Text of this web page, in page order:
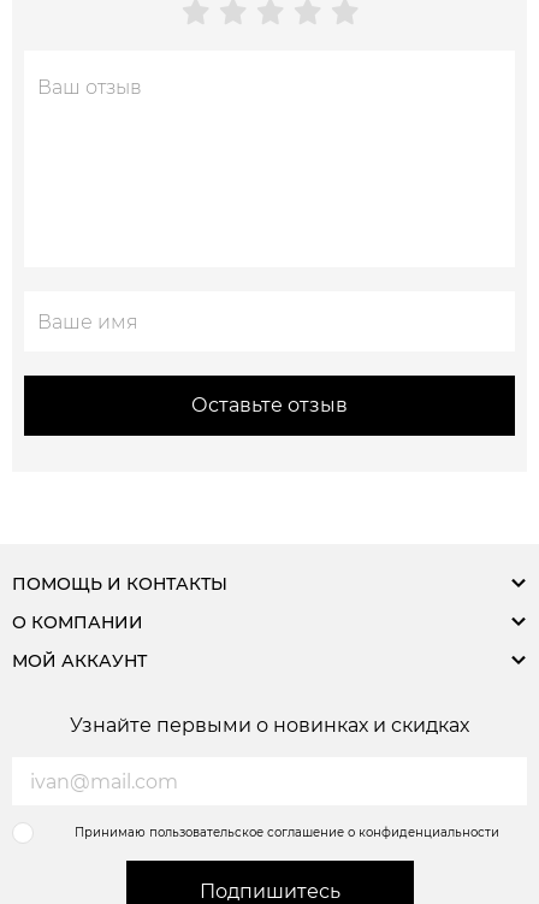
Оставьте отзыв
ПОМОЩЬ И КОНТАКТЫ
О КОМПАНИИ
МОЙ АККАУНТ
Узнайте первыми о новинках и скидках
Принимаю пользовательское соглашение о конфиденциальности
Подпишитесь